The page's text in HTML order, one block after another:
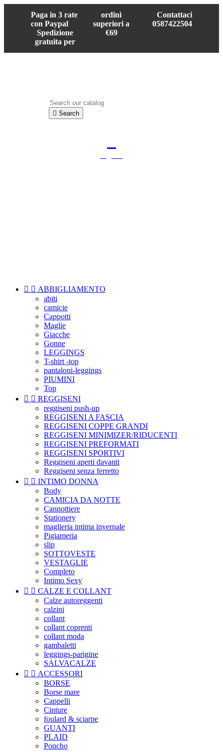
Paga in 3 rate
con Paypal
Spedizione
gratuita per
ordini
superiori a
€69
Contattaci
0587422504
 Search
  ABBIGLIAMENTO
abiti
camicie
Cappotti
Maglie
Giacche
Gonne
LEGGINGS
T-shirt -top
pantaloni-leggings
PIUMINI
Top
  REGGISENI
reggiseni push-up
REGGISENI A FASCIA
REGGISENI COPPE GRANDI
REGGISENI MINIMIZER/RIDUCENTI
REGGISENI PREFORMATI
REGGISENI SPORTIVI
Reggiseni aperti davanti
Reggiseni senza ferretto
  INTIMO DONNA
Body
CAMICIA DA NOTTE
Cannottiere
Stationery
maglieria intima invernale
Pigiameria
slip
SOTTOVESTE
VESTAGLIE
Completo
Intimo Sexy
  CALZE E COLLANT
Calze autoreggenti
calzini
collant
collant coprenti
collant moda
gambaletti
leggings-parigine
SALVACALZE
  ACCESSORI
BORSE
Borse mare
Cappelli
Cinture
foulard & sciarpe
GUANTI
PLAID
Poncho